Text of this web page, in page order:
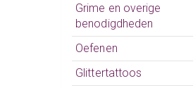
Grime en overige
benodigdheden
Oefenen
Glittertattoos